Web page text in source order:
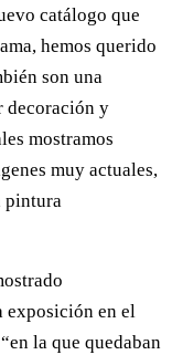
catálogo que
hemos querido
son una
decoración y
mostramos
muy actuales,
pintura
exposición en el
la que quedaban